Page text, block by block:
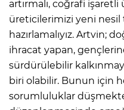
artırmalı, coğrafi işaretli
üreticilerimizi yeni
hazırlamalıyız. Artvin;
ihracat yapan,
sürdürülebilir
biri olabilir. Bunun için
sorumluluklar